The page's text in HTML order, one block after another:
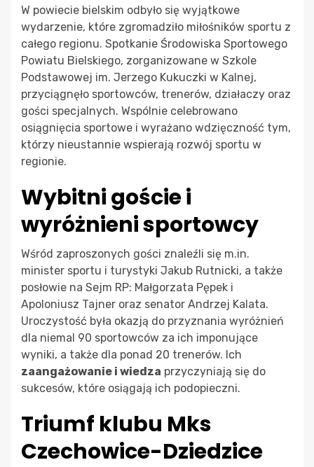
W powiecie bielskim odbyło się wyjątkowe
wydarzenie, które zgromadziło miłośników sportu z
całego regionu. Spotkanie Środowiska Sportowego
Powiatu Bielskiego, zorganizowane w Szkole
Podstawowej im. Jerzego Kukuczki w Kalnej,
przyciągnęło sportowców, trenerów, działaczy oraz
gości specjalnych. Wspólnie celebrowano
osiągnięcia sportowe i wyrażano wdzięczność tym,
którzy nieustannie wspierają rozwój sportu w
regionie.
Wybitni goście i
wyróżnieni sportowcy
Wśród zaproszonych gości znaleźli się m.in.
minister sportu i turystyki Jakub Rutnicki, a także
posłowie na Sejm RP: Małgorzata Pępek i
Apoloniusz Tajner oraz senator Andrzej Kalata.
Uroczystość była okazją do przyznania wyróżnień
dla niemal 90 sportowców za ich imponujące
wyniki, a także dla ponad 20 trenerów. Ich
zaangażowanie i wiedza przyczyniają się do
sukcesów, które osiągają ich podopieczni.
Triumf klubu Mks
Czechowice-Dziedzice